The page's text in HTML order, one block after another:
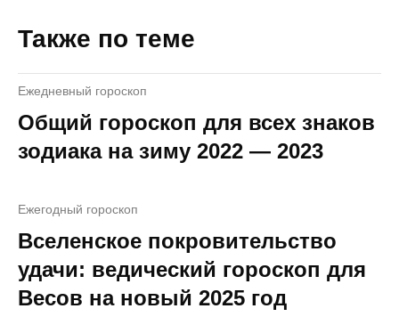
Также по теме
Ежедневный гороскоп
Общий гороскоп для всех знаков
зодиака на зиму 2022 — 2023
Ежегодный гороскоп
Вселенское покровительство
удачи: ведический гороскоп для
Весов на новый 2025 год